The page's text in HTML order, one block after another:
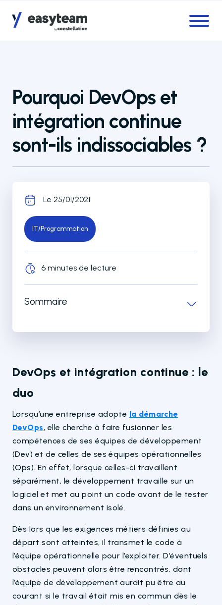
Pourquoi DevOps et
intégration continue
sont-ils indissociables ?
Le 25/01/2021
IT/Programmation
6 minutes de lecture
Sommaire
DevOps et intégration continue : le
duo
Lorsqu’une entreprise adopte la démarche
DevOps, elle cherche à faire fusionner les
compétences de ses équipes de développement
(Dev) et de celles de ses équipes opérationnelles
(Ops). En effet, lorsque celles-ci travaillent
séparément, le développement travaille sur un
logiciel et met au point un code avant de le tester
dans un environnement isolé.
Dès lors que les exigences métiers définies au
départ sont atteintes, il transmet le code à
l’équipe opérationnelle pour l’exploiter. D’éventuels
obstacles peuvent alors être rencontrés, dont
l’équipe de développement aurait pu être au
courant si le travail était mis en commun dès le